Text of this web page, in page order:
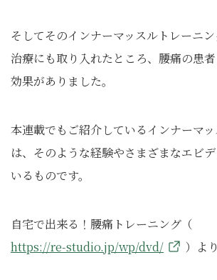
そしてそのインナーマッスルトレーニ
治療にも取り入れたところ、腰痛の患
効果がありました。
本連載でもご紹介しているインナーマ
は、そのような経験やさまざまなエビ
いるものです。
自宅で出来る！腰痛トレーニング（
https://re-studio.jp/wp/dvd/
）より